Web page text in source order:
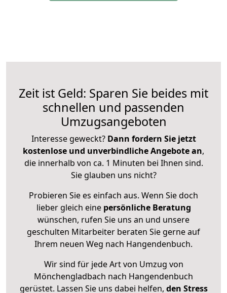
Zeit ist Geld: Sparen Sie beides mit
schnellen und passenden
Umzugsangeboten
Interesse geweckt? Dann fordern Sie jetzt
kostenlose und unverbindliche Angebote an,
die innerhalb von ca. 1 Minuten bei Ihnen sind.
Sie glauben uns nicht?
Probieren Sie es einfach aus. Wenn Sie doch
lieber gleich eine persönliche Beratung
wünschen, rufen Sie uns an und unsere
geschulten Mitarbeiter beraten Sie gerne auf
Ihrem neuen Weg nach Hangendenbuch.
Wir sind für jede Art von Umzug von
Mönchengladbach nach Hangendenbuch
gerüstet. Lassen Sie uns dabei helfen, den Stress